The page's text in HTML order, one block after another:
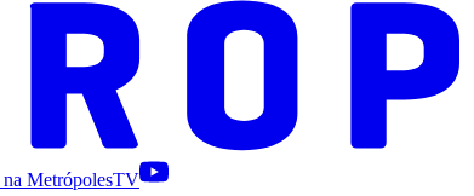
na MetrópolesTV